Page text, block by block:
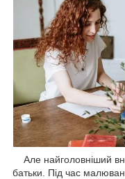
Але найголовніший
батьки. Під час